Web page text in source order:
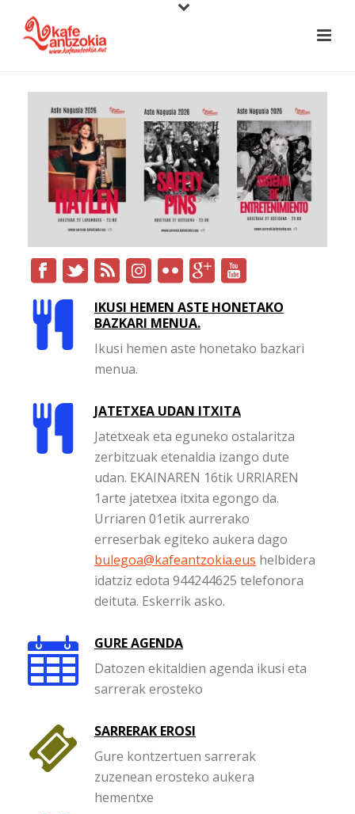
IKUSI HEMEN ASTE HONETAKO
BAZKARI MENUA.
Ikusi hemen aste honetako bazkari
menua.
JATETXEA UDAN ITXITA
Jatetxeak eta eguneko ostalaritza
zerbitzuak etenaldia izango dute
udan. EKAINAREN 16tik URRIAREN
1arte jatetxea itxita egongo da.
Urriaren 01etik aurrerako
erreserbak egiteko aukera dago
bulegoa@kafeantzokia.eus helbidera
idatziz edota 944244625 telefonora
deituta. Eskerrik asko.
GURE AGENDA
Datozen ekitaldien agenda ikusi eta
sarrerak erosteko
SARRERAK EROSI
Gure kontzertuen sarrerak
zuzenean erosteko aukera
hementxe